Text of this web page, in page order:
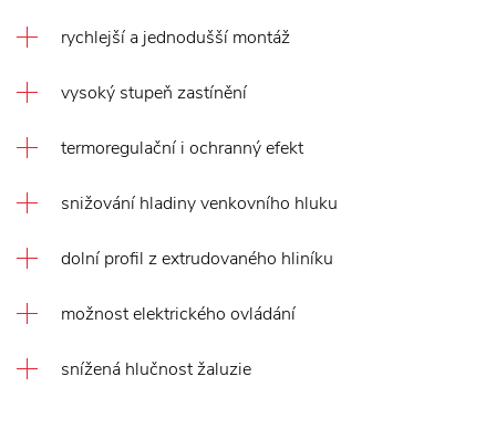
rychlejší a jednodušší montáž
vysoký stupeň zastínění
termoregulační i ochranný efekt
snižování hladiny venkovního hluku
dolní profil z extrudovaného hliníku
možnost elektrického ovládání
snížená hlučnost žaluzie